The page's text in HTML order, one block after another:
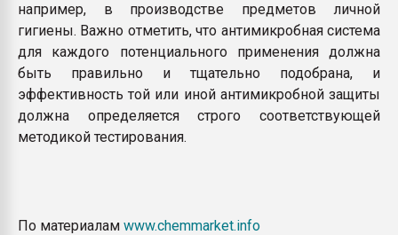
например, в производстве предметов личной
гигиены. Важно отметить, что антимикробная система
для каждого потенциального применения должна
быть правильно и тщательно подобрана, и
эффективность той или иной антимикробной защиты
должна определяется строго соответствующей
методикой тестирования.
По материалам www.chemmarket.info